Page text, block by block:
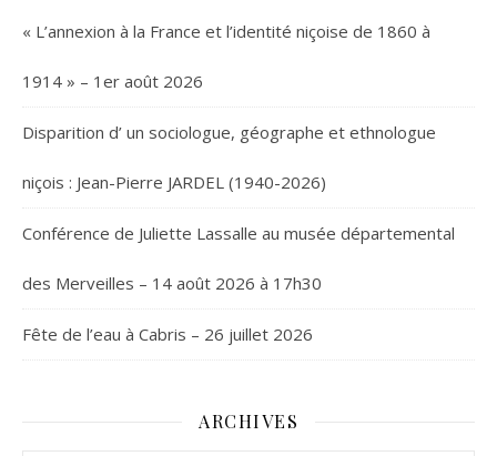
« L’annexion à la France et l’identité niçoise de 1860 à
1914 » – 1er août 2026
Disparition d’ un sociologue, géographe et ethnologue
niçois : Jean-Pierre JARDEL (1940-2026)
Conférence de Juliette Lassalle au musée départemental
des Merveilles – 14 août 2026 à 17h30
Fête de l’eau à Cabris – 26 juillet 2026
ARCHIVES